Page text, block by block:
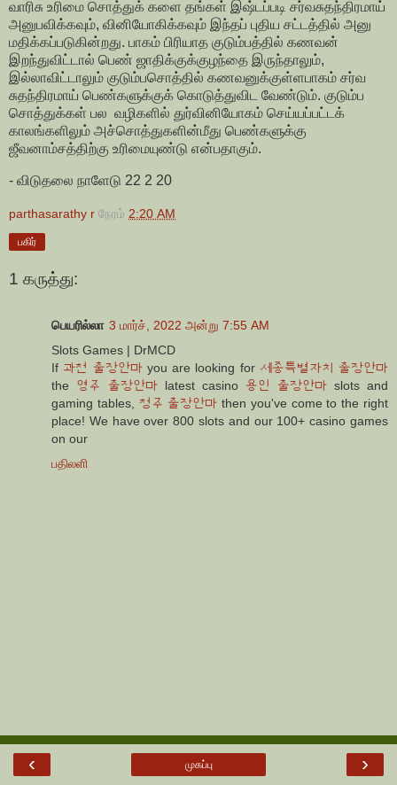
வாரிசு உரிமை சொத்துக் களை தங்கள் இஷ்டப்படி சர்வசுதந்திரமாய்
அனுபவிக்கவும், வினியோகிக்கவும் இந்தப் புதிய சட்டத்தில் அனு
மதிக்கப்படுகின்றது. பாகம் பிரியாத குடும்பத்தில் கணவன்
இறந்துவிட்டால் பெண் ஜாதிக்குக்குழந்தை இருந்தாலும்,
இல்லாவிட்டாலும் குடும்பசொத்தில் கணவனுக்குள்ளபாகம் சர்வ
சுதந்திரமாய் பெண்களுக்குக் கொடுத்துவிட வேண்டும். குடும்ப
சொத்துக்கள் பல வழிகளில் துர்வினியோகம் செய்யப்பட்டக்
காலங்களிலும் அச்சொத்துகளின்மீது பெண்களுக்கு
ஜீவனாம்சத்திற்கு உரிமையுண்டு என்பதாகும்.
- விடுதலை நாளேடு 22 2 20
parthasarathy r நேரம் 2:20 AM
பகிர்
1 கருத்து:
பெயரில்லா 3 மார்ச், 2022 அன்று 7:55 AM
Slots Games | DrMCD
If 과천 출장안마you are looking for 세종특별자치 출장안마
the 영주 출장안마 latest casino 용인 출장안마 slots and
gaming tables, 청주 출장안마 then you've come to the right
place! We have over 800 slots and our 100+ casino games
on our
பதிலளி
‹ ›
முகப்பு